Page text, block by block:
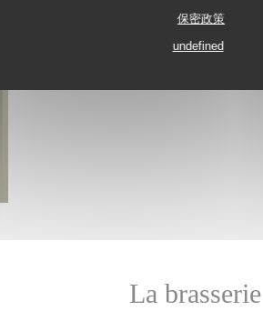
保密政策
undefined
La brasserie